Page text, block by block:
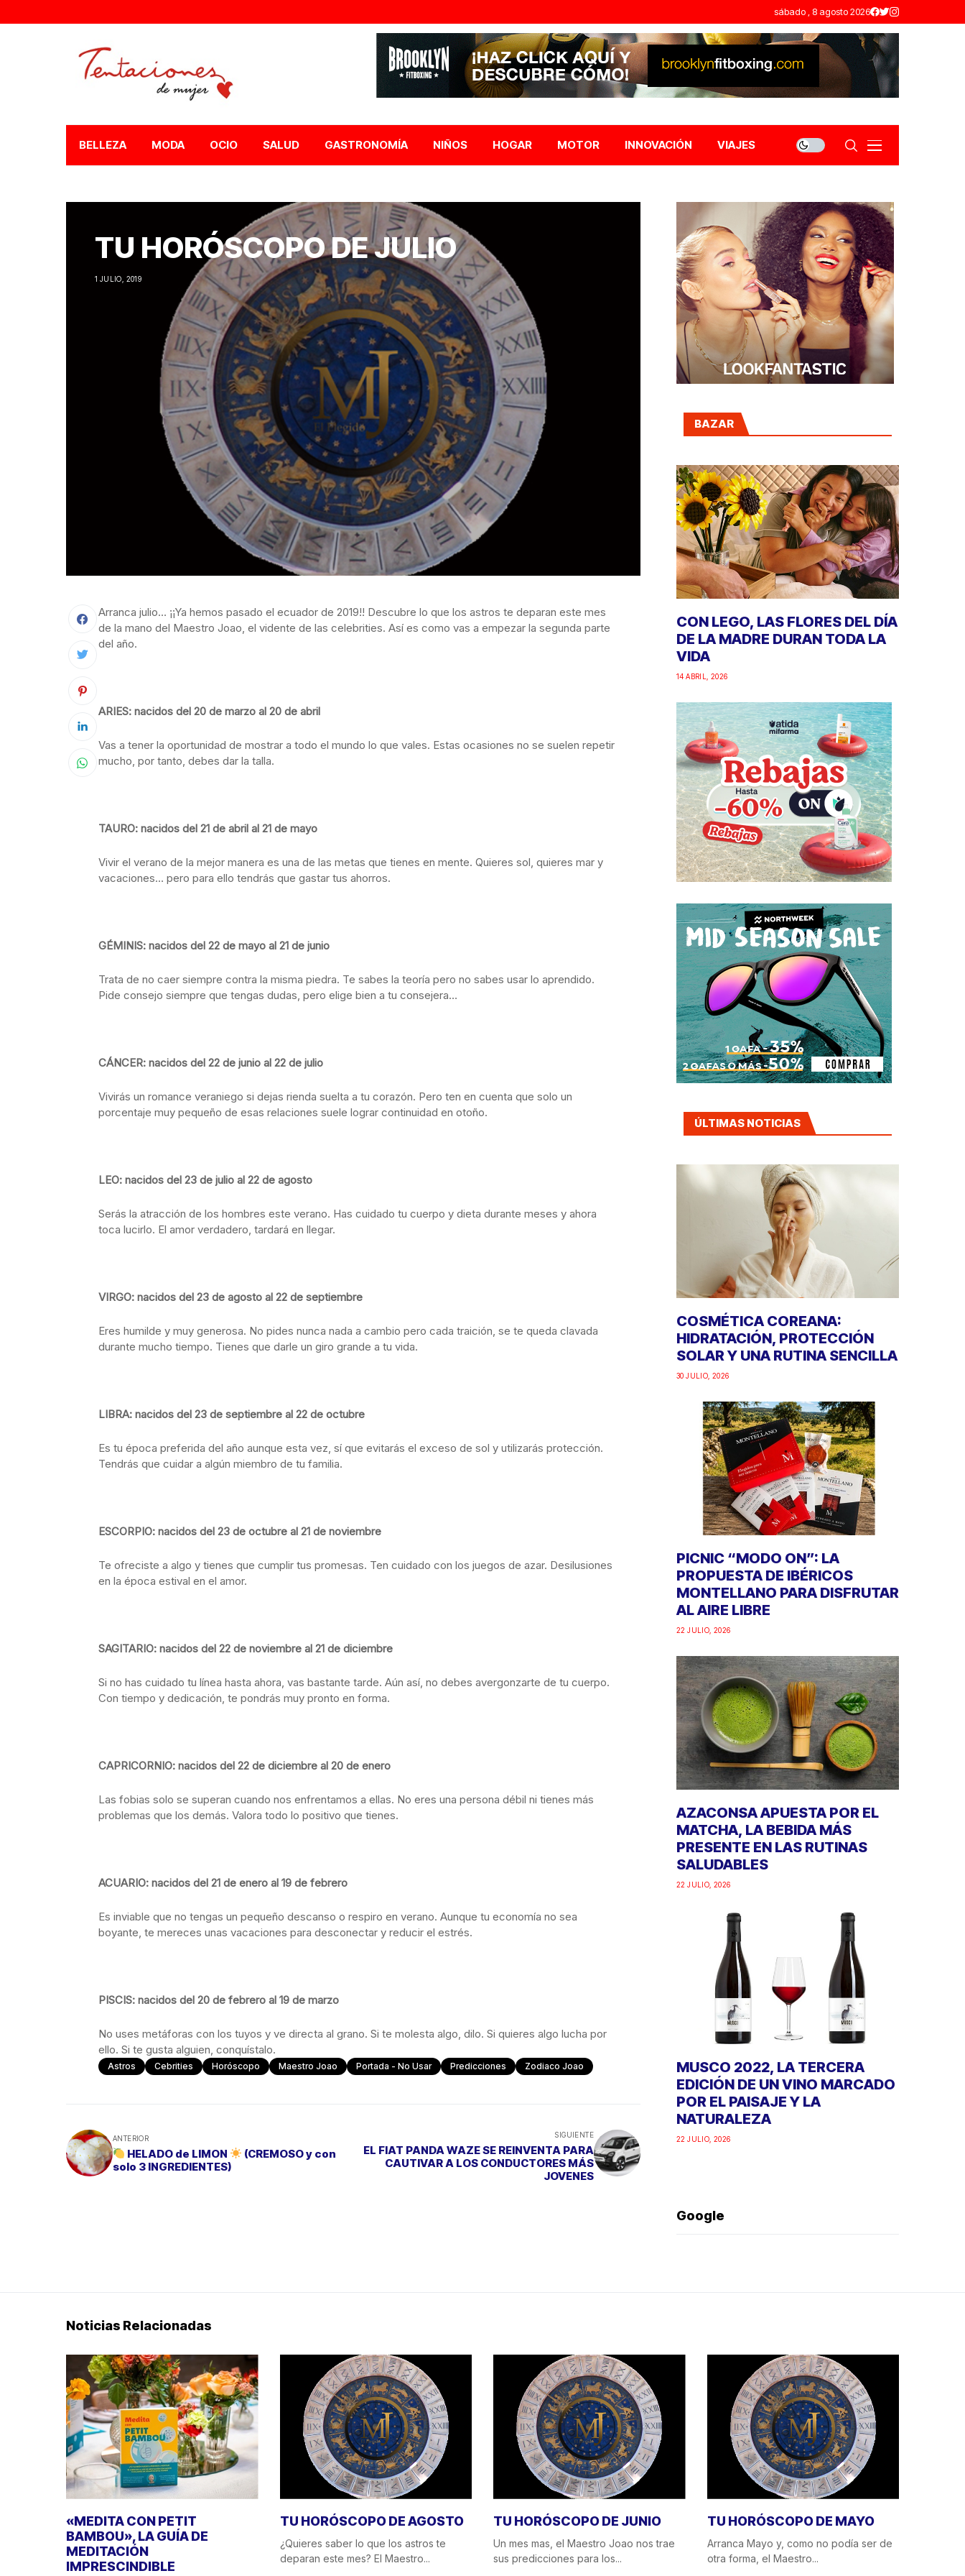
sábado , 8 agosto 2026
BELLEZA MODA OCIO SALUD GASTRONOMÍA NIÑOS HOGAR MOTOR INNOVACIÓN VIAJES
TU HORÓSCOPO DE JULIO
1 JULIO, 2019
Arranca julio… ¡¡Ya hemos pasado el ecuador de 2019!! Descubre lo que los astros te deparan este mes
de la mano del Maestro Joao, el vidente de las celebrities. Así es como vas a empezar la segunda parte
del año.
ARIES: nacidos del 20 de marzo al 20 de abril
Vas a tener la oportunidad de mostrar a todo el mundo lo que vales. Estas ocasiones no se suelen repetir
mucho, por tanto, debes dar la talla.
TAURO: nacidos del 21 de abril al 21 de mayo
Vivir el verano de la mejor manera es una de las metas que tienes en mente. Quieres sol, quieres mar y
vacaciones… pero para ello tendrás que gastar tus ahorros.
GÉMINIS: nacidos del 22 de mayo al 21 de junio
Trata de no caer siempre contra la misma piedra. Te sabes la teoría pero no sabes usar lo aprendido.
Pide consejo siempre que tengas dudas, pero elige bien a tu consejera…
CÁNCER: nacidos del 22 de junio al 22 de julio
Vivirás un romance veraniego si dejas rienda suelta a tu corazón. Pero ten en cuenta que solo un
porcentaje muy pequeño de esas relaciones suele lograr continuidad en otoño.
LEO: nacidos del 23 de julio al 22 de agosto
Serás la atracción de los hombres este verano. Has cuidado tu cuerpo y dieta durante meses y ahora
toca lucirlo. El amor verdadero, tardará en llegar.
VIRGO: nacidos del 23 de agosto al 22 de septiembre
Eres humilde y muy generosa. No pides nunca nada a cambio pero cada traición, se te queda clavada
durante mucho tiempo. Tienes que darle un giro grande a tu vida.
LIBRA: nacidos del 23 de septiembre al 22 de octubre
Es tu época preferida del año aunque esta vez, sí que evitarás el exceso de sol y utilizarás protección.
Tendrás que cuidar a algún miembro de tu familia.
ESCORPIO: nacidos del 23 de octubre al 21 de noviembre
Te ofreciste a algo y tienes que cumplir tus promesas. Ten cuidado con los juegos de azar. Desilusiones
en la época estival en el amor.
SAGITARIO: nacidos del 22 de noviembre al 21 de diciembre
Si no has cuidado tu línea hasta ahora, vas bastante tarde. Aún así, no debes avergonzarte de tu cuerpo.
Con tiempo y dedicación, te pondrás muy pronto en forma.
CAPRICORNIO: nacidos del 22 de diciembre al 20 de enero
Las fobias solo se superan cuando nos enfrentamos a ellas. No eres una persona débil ni tienes más
problemas que los demás. Valora todo lo positivo que tienes.
ACUARIO: nacidos del 21 de enero al 19 de febrero
Es inviable que no tengas un pequeño descanso o respiro en verano. Aunque tu economía no sea
boyante, te mereces unas vacaciones para desconectar y reducir el estrés.
PISCIS: nacidos del 20 de febrero al 19 de marzo
No uses metáforas con los tuyos y ve directa al grano. Si te molesta algo, dilo. Si quieres algo lucha por
ello. Si te gusta alguien, conquístalo.
Astros Cebrities Horóscopo Maestro Joao Portada - No Usar Predicciones Zodiaco Joao
ANTERIOR
HELADO de LIMON
(CREMOSO y con
solo 3 INGREDIENTES)
SIGUIENTE
EL FIAT PANDA WAZE SE REINVENTA PARA
CAUTIVAR A LOS CONDUCTORES MÁS
JOVENES
BAZAR
CON LEGO, LAS FLORES DEL DÍA
DE LA MADRE DURAN TODA LA
VIDA
14 ABRIL, 2026
ÚLTIMAS NOTICIAS
COSMÉTICA COREANA:
HIDRATACIÓN, PROTECCIÓN
SOLAR Y UNA RUTINA SENCILLA
30 JULIO, 2026
PICNIC “MODO ON”: LA
PROPUESTA DE IBÉRICOS
MONTELLANO PARA DISFRUTAR
AL AIRE LIBRE
22 JULIO, 2026
AZACONSA APUESTA POR EL
MATCHA, LA BEBIDA MÁS
PRESENTE EN LAS RUTINAS
SALUDABLES
22 JULIO, 2026
MUSCO 2022, LA TERCERA
EDICIÓN DE UN VINO MARCADO
POR EL PAISAJE Y LA
NATURALEZA
22 JULIO, 2026
Google
Noticias Relacionadas
«MEDITA CON PETIT
BAMBOU», LA GUÍA DE
MEDITACIÓN
IMPRESCINDIBLE
TU HORÓSCOPO DE AGOSTO
¿Quieres saber lo que los astros te
deparan este mes? El Maestro...
TU HORÓSCOPO DE JUNIO
Un mes mas, el Maestro Joao nos trae
sus predicciones para los...
TU HORÓSCOPO DE MAYO
Arranca Mayo y, como no podía ser de
otra forma, el Maestro...